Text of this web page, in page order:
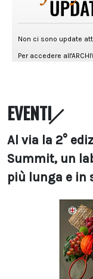
EVENTI
Al via la 2°
Summit, un
più lunga e in